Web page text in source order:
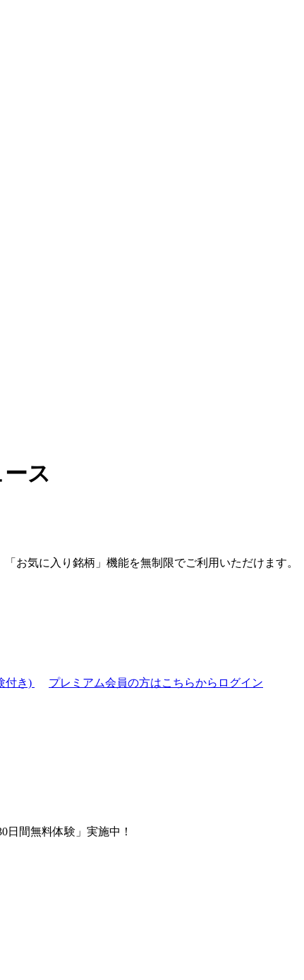
ス
お気に入り銘柄」機能を無制限でご利用いただけます。
付き)
プレミアム会員の方はこちらからログイン
間無料体験」実施中！